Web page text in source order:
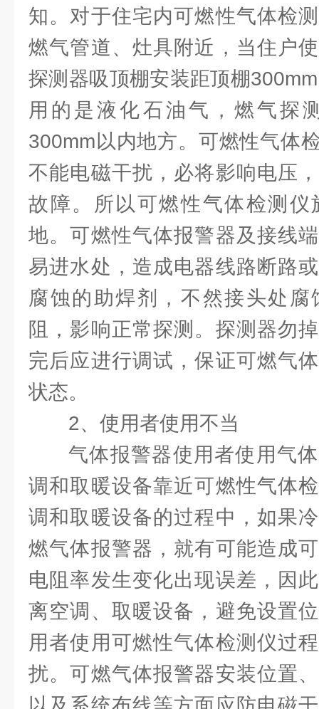
知。对于住宅内可燃性气体检
燃气管道、灶具附近，当住户
探测器吸顶棚安装距顶棚
用的是液化石油气，燃气探
300mm以内地方。可燃性气体
不能电磁干扰，必将影响电压
故障。所以可燃性气体检测仪
地。可燃性气体报警器及接线
易进水处，造成电器线路断路
腐蚀的助焊剂，不然接头处
阻，影响正常探测。探测器勿
完后应进行调试，保证可燃气
状态。
2、使用者使用不当
气体报警器使用者使用气
调和取暖设备靠近可燃性气体
调和取暖设备的过程中，如果
燃气体报警器，就有可能造成
电阻率发生变化出现误差，因
离空调、取暖设备，避免设置
用者使用可燃性气体检测仪过
扰。可燃气体报警器安装位置